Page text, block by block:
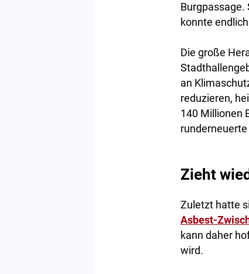
Burgpassage.
konnte
Die große
an
reduzieren,
140 Millionen
Zieht
Zuletzt hatte
Asbest-
kann daher
wird.